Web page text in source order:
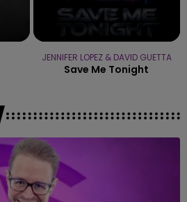
JENNIFER LOPEZ & DAVID GUETTA
Save Me Tonight